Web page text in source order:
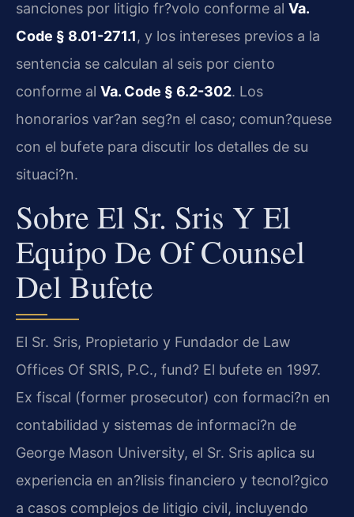
sanciones por litigio fr?volo conforme al Va.
Code § 8.01-271.1, y los intereses previos a la
sentencia se calculan al seis por ciento
conforme al Va. Code § 6.2-302. Los
honorarios var?an seg?n el caso; comun?quese
con el bufete para discutir los detalles de su
situaci?n.
Sobre El Sr. Sris Y El
Equipo De Of Counsel
Del Bufete
El Sr. Sris, Propietario y Fundador de Law
Offices Of SRIS, P.C., fund? El bufete en 1997.
Ex fiscal (former prosecutor) con formaci?n en
contabilidad y sistemas de informaci?n de
George Mason University, el Sr. Sris aplica su
experiencia en an?lisis financiero y tecnol?gico
a casos complejos de litigio civil, incluyendo